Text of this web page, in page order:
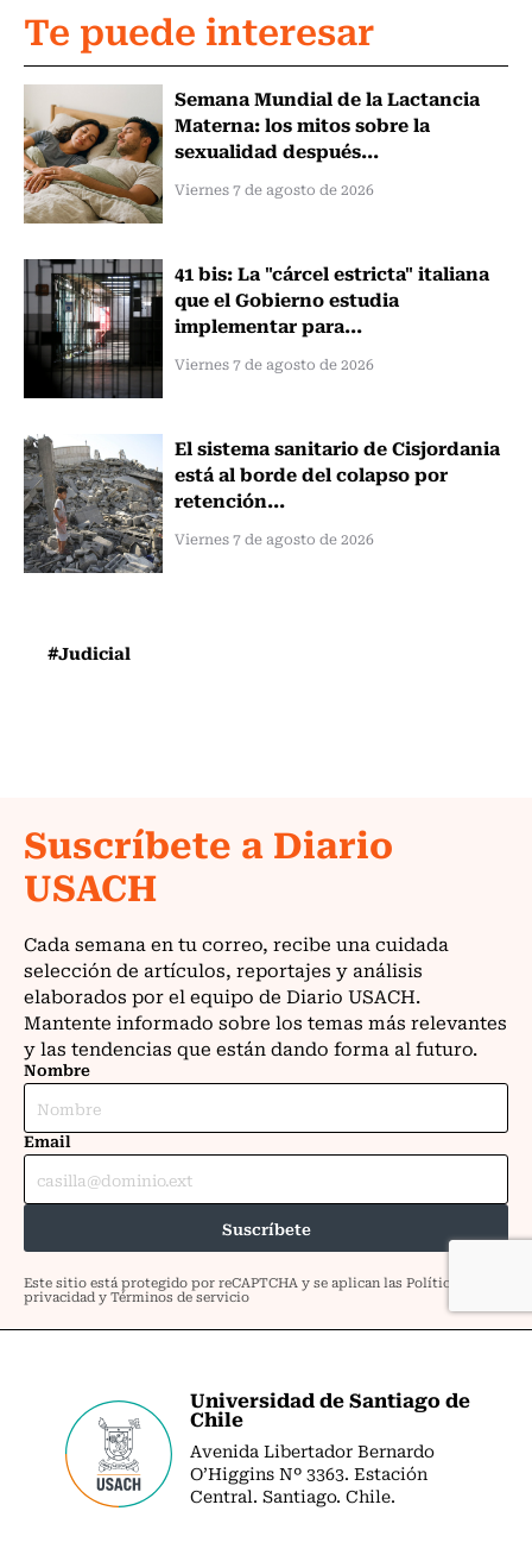
Te puede interesar
Semana Mundial de la Lactancia
Materna: los mitos sobre la
sexualidad después...
Viernes 7 de agosto de 2026
41 bis: La "cárcel estricta" italiana
que el Gobierno estudia
implementar para...
Viernes 7 de agosto de 2026
El sistema sanitario de Cisjordania
está al borde del colapso por
retención...
Viernes 7 de agosto de 2026
#Judicial
Universidad de Santiago de
Chile
Avenida Libertador Bernardo
O’Higgins Nº 3363. Estación
Central. Santiago. Chile.